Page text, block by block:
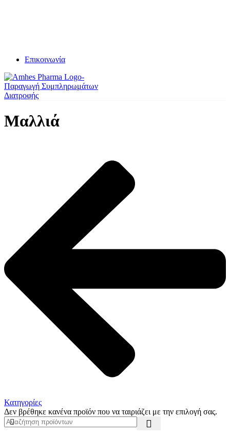
Επικοινωνία
Μαλλιά
Κατηγορίες
Δεν βρέθηκε κανένα προϊόν που να ταιριάζει με την επιλογή σας.